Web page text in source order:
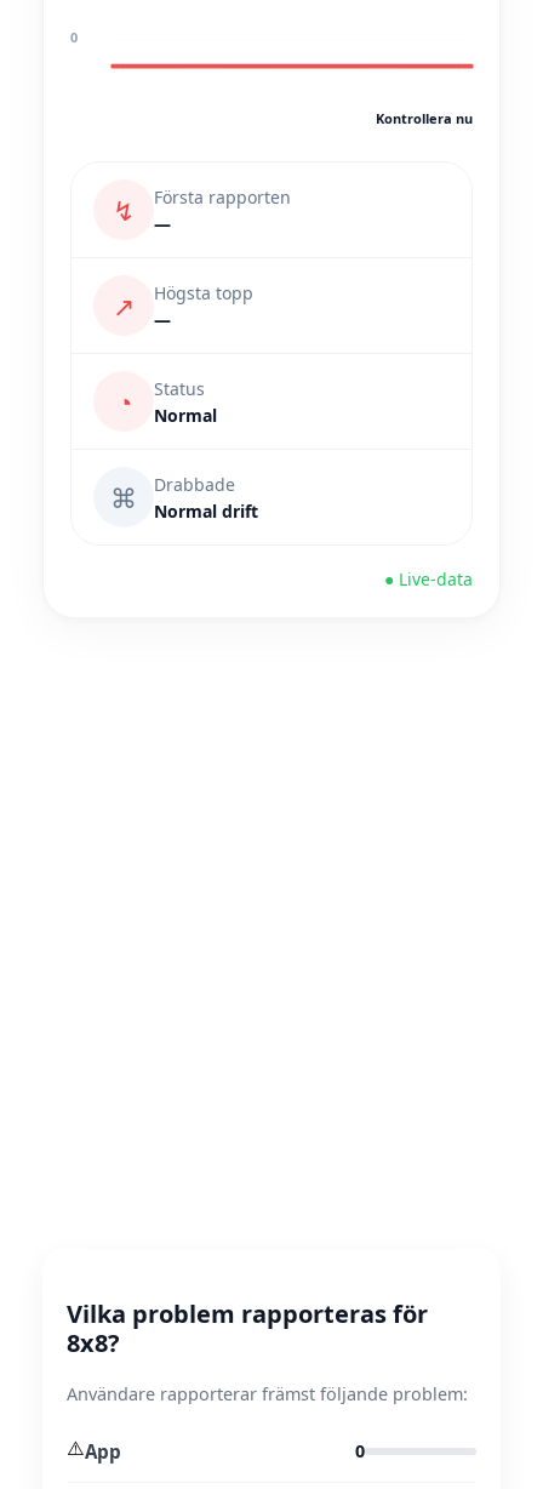
0
Kontrollera nu
↯
Första rapporten
—
↗
Högsta topp
—
◔
Status
Normal
⌘
Drabbade
Normal drift
● Live-data
Vilka problem rapporteras för
8x8?
Användare rapporterar främst följande problem:
⚠️App 0